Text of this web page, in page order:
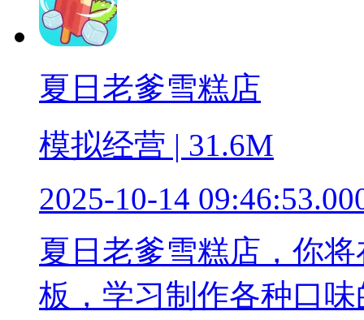
夏日老爹雪糕店
模拟经营 | 31.6M
2025-10-14
夏日老爹雪糕店，你
板，学习制作各种口